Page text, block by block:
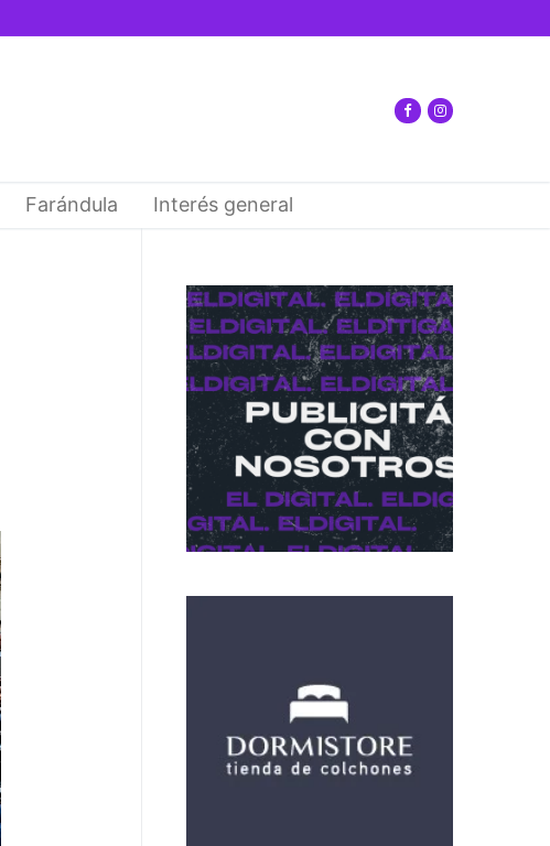
Farándula Interés general